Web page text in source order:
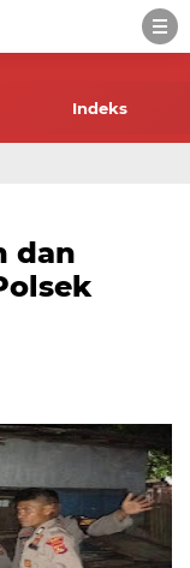
Indeks
dan